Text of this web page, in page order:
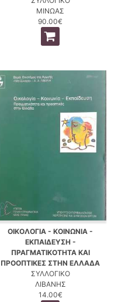
ΜΙΝΩΑΣ
90.00€
ΟΙΚΟΛΟΓΙΑ - ΚΟΙΝΩΝΙΑ -
ΕΚΠΑΙΔΕΥΣΗ -
ΠΡΑΓΜΑΤΙΚΟΤΗΤΑ ΚΑΙ
ΠΡΟΟΠΤΙΚΕΣ ΣΤΗΝ ΕΛΛΑΔΑ
ΣΥΛΛΟΓΙΚΟ
ΛΙΒΑΝΗΣ
14.00€